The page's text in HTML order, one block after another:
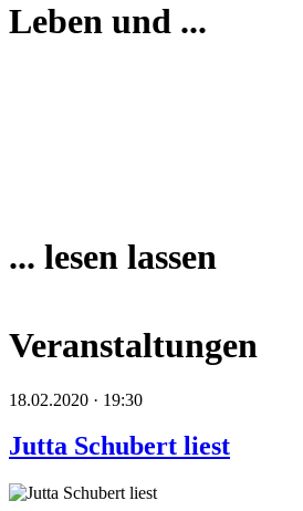
Leben und ...
... lesen lassen
Veranstaltungen
18.02.2020 · 19:30
Jutta Schubert liest